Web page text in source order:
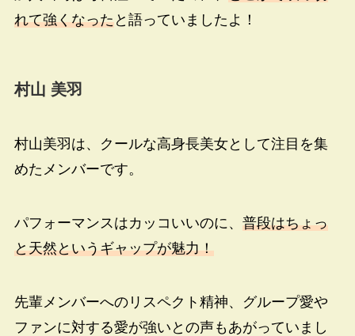
れて強くなったと語っていましたよ！
村山 美羽
村山美羽は、クールな高身長美女として注目を集
めたメンバーです。
パフォーマンスはカッコいいのに、 普段はちょっ
と天然というギャップが魅力！
先輩メンバーへのリスペクト精神、グループ愛や
ファンに対する愛が強いとの声もあがっていまし